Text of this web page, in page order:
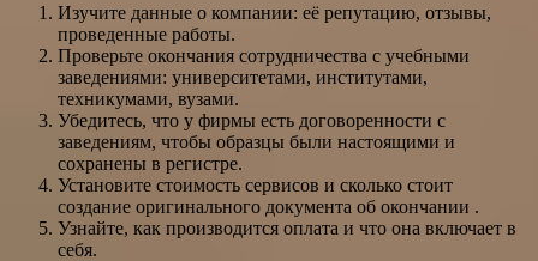
Изучите данные о компании: её репутацию, отзывы,
проведенные работы.
Проверьте окончания сотрудничества с учебными
заведениями: университетами, институтами,
техникумами, вузами.
Убедитесь, что у фирмы есть договоренности с
заведениям, чтобы образцы были настоящими и
сохранены в регистре.
Установите стоимость сервисов и сколько стоит
создание оригинального документа об окончании .
Узнайте, как производится оплата и что она включает в
себя.